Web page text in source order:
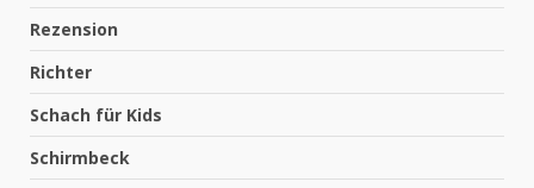
Rezension
Richter
Schach für Kids
Schirmbeck